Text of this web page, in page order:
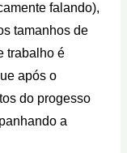
falando),
tamanhos de
trabalho é
após o
do progesso
a